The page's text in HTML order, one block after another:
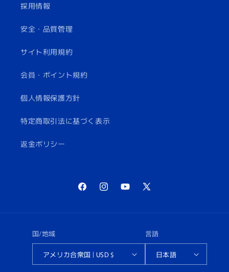
採用情報
安全・品質管理
サイト利用規約
会員・ポイント規約
個人情報保護方針
特定商取引法に基づく表示
返金ポリシー
FacebookInstagramYouTube
X
国/地域
アメリカ合衆国 | USD $
言語
日本語